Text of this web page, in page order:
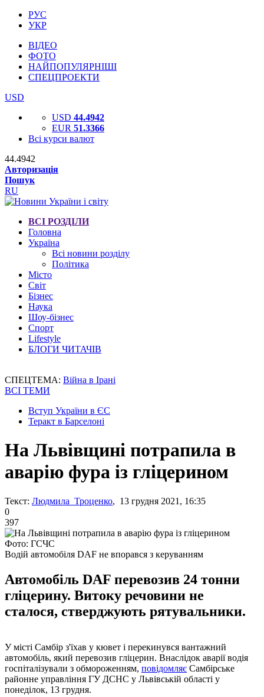
РУС
УКР
ВІДЕО
ФОТО
НАЙПОПУЛЯРНІШІ
СПЕЦПРОЕКТИ
USD
USD 44.4942
EUR 51.3366
Всі курси валют
44.4942
Авторизація
Пошук
RU
ВСІ РОЗДІЛИ
Головна
Україна
Всі новини розділу
Політика
Місто
Світ
Бізнес
Наука
Шоу-бізнес
Спорт
Lifestyle
БЛОГИ ЧИТАЧІВ
СПЕЦТЕМА: Війна в Ірані
ВСІ ТЕМИ
Вступ України в ЄС
Теракт в Барселоні
На Львівщині потрапила в
аварію фура із гліцерином
Текст: Людмила Троценко, 13 грудня 2021, 16:35
0
397
Фото: ГСЧС
Водій автомобіля DAF не впорався з керуванням
Автомобіль DAF перевозив 24 тонни
гліцерину. Витоку речовини не
сталося, стверджують рятувальники.
У місті Самбір з'їхав у кювет і перекинувся вантажний
автомобіль, який перевозив гліцерин. Внаслідок аварії водія
госпіталізували з обмороженням, повідомляє Самбірське
районне управління ГУ ДСНС у Львівській області у
понеділок, 13 грудня.